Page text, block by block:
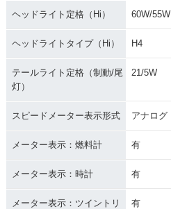
ヘッドライト定格（Hi） 60W/55W
ヘッドライトタイプ（Hi） H4
テールライト定格（制動/尾
灯）
21/5W
スピードメーター表示形式 アナログ
メーター表示：燃料計 有
メーター表示：時計 有
メーター表示：ツイントリ
有